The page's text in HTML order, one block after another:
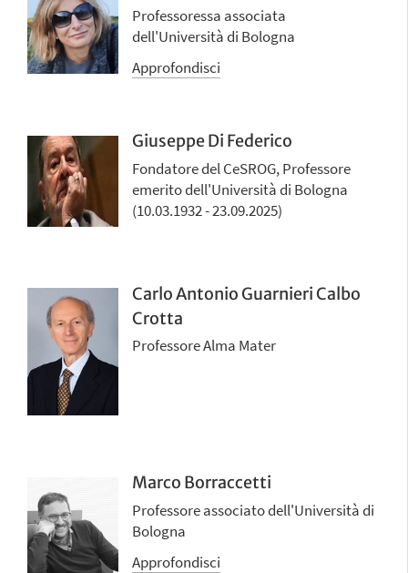
Professoressa associata
dell'Università di Bologna
Approfondisci
Giuseppe Di Federico
Fondatore del CeSROG, Professore
emerito dell'Università di Bologna
(10.03.1932 - 23.09.2025)
Carlo Antonio Guarnieri Calbo
Crotta
Professore Alma Mater
Marco Borraccetti
Professore associato dell'Università di
Bologna
Approfondisci